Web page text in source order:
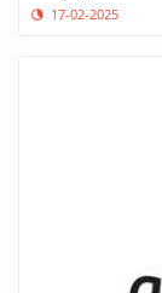
17-02-2025